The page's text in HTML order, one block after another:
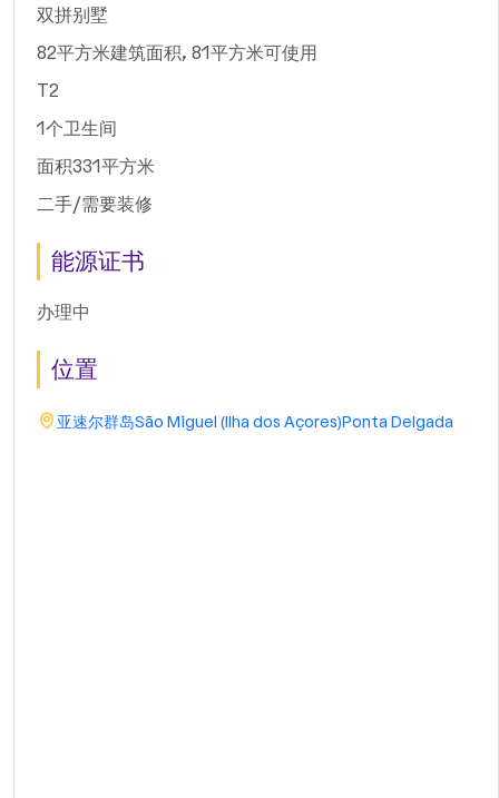
双拼别墅
82平方米建筑面积, 81平方米可使用
T2
1个卫生间
面积331平方米
二手/需要装修
能源证书
办理中
位置
亚速尔群岛São Miguel (Ilha dos Açores)Ponta Delgada